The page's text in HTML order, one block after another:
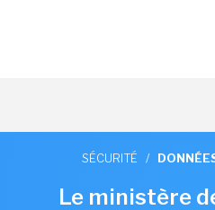
SÉCURITÉ /
Le ministère